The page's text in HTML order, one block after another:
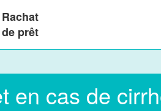
Rachat
de prêt
en cas de